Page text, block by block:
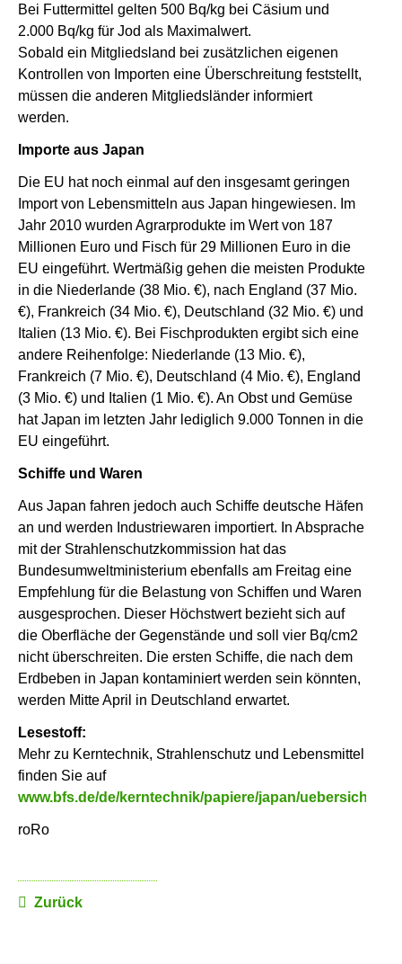
Bei Futtermittel gelten 500 Bq/kg bei Cäsium und
2.000 Bq/kg für Jod als Maximalwert.
Sobald ein Mitgliedsland bei zusätzlichen eigenen
Kontrollen von Importen eine Überschreitung feststellt,
müssen die anderen Mitgliedsländer informiert
werden.
Importe aus Japan
Die EU hat noch einmal auf den insgesamt geringen
Import von Lebensmitteln aus Japan hingewiesen. Im
Jahr 2010 wurden Agrarprodukte im Wert von 187
Millionen Euro und Fisch für 29 Millionen Euro in die
EU eingeführt. Wertmäßig gehen die meisten Produkte
in die Niederlande (38 Mio. €), nach England (37 Mio.
€), Frankreich (34 Mio. €), Deutschland (32 Mio. €) und
Italien (13 Mio. €). Bei Fischprodukten ergibt sich eine
andere Reihenfolge: Niederlande (13 Mio. €),
Frankreich (7 Mio. €), Deutschland (4 Mio. €), England
(3 Mio. €) und Italien (1 Mio. €). An Obst und Gemüse
hat Japan im letzten Jahr lediglich 9.000 Tonnen in die
EU eingeführt.
Schiffe und Waren
Aus Japan fahren jedoch auch Schiffe deutsche Häfen
an und werden Industriewaren importiert. In Absprache
mit der Strahlenschutzkommission hat das
Bundesumweltministerium ebenfalls am Freitag eine
Empfehlung für die Belastung von Schiffen und Waren
ausgesprochen. Dieser Höchstwert bezieht sich auf
die Oberfläche der Gegenstände und soll vier Bq/cm2
nicht überschreiten. Die ersten Schiffe, die nach dem
Erdbeben in Japan kontaminiert werden sein könnten,
werden Mitte April in Deutschland erwartet.
Lesestoff:
Mehr zu Kerntechnik, Strahlenschutz und Lebensmittel
finden Sie auf
www.bfs.de/de/kerntechnik/papiere/japan/
roRo
Zurück